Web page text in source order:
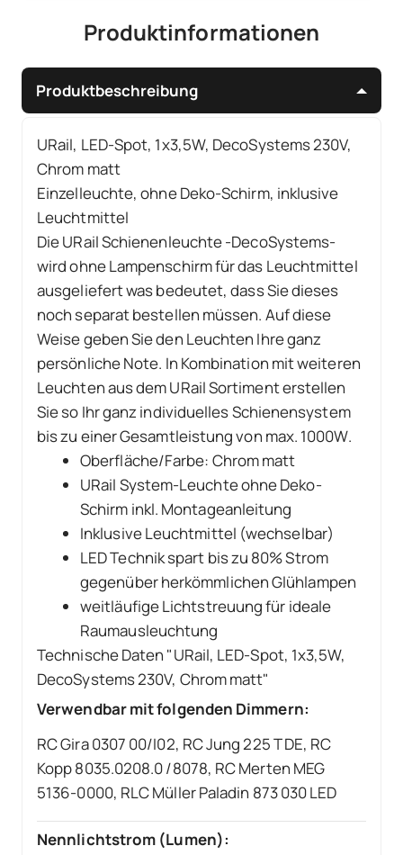
Produktinformationen
Produktbeschreibung
URail, LED-Spot, 1x3,5W, DecoSystems 230V,
Chrom matt
Einzelleuchte, ohne Deko-Schirm, inklusive
Leuchtmittel
Die URail Schienenleuchte -DecoSystems-
wird ohne Lampenschirm für das Leuchtmittel
ausgeliefert was bedeutet, dass Sie dieses
noch separat bestellen müssen. Auf diese
Weise geben Sie den Leuchten Ihre ganz
persönliche Note. In Kombination mit weiteren
Leuchten aus dem URail Sortiment erstellen
Sie so Ihr ganz individuelles Schienensystem
bis zu einer Gesamtleistung von max. 1000W.
Oberfläche/Farbe: Chrom matt
URail System-Leuchte ohne Deko-
Schirm inkl. Montageanleitung
Inklusive Leuchtmittel (wechselbar)
LED Technik spart bis zu 80% Strom
gegenüber herkömmlichen Glühlampen
weitläufige Lichtstreuung für ideale
Raumausleuchtung
Technische Daten "URail, LED-Spot, 1x3,5W,
DecoSystems 230V, Chrom matt"
Verwendbar mit folgenden Dimmern:
RC Gira 0307 00/I02, RC Jung 225 T DE, RC
Kopp 8035.0208.0 /8078, RC Merten MEG
5136-0000, RLC Müller Paladin 873 030 LED
Nennlichtstrom (Lumen):